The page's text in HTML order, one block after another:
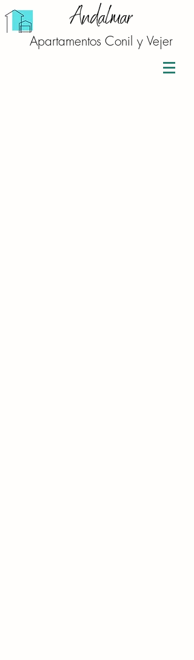
Andalmar
Apartamentos Conil y Vejer